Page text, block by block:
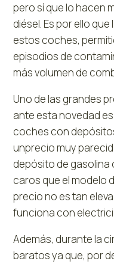
pero sí que lo hacen
diésel. Es por ello
estos coches,
episodios de
más volumen de
Uno de las grandes
ante esta novedad
coches con
unprecio muy
depósito de gasolina
caros que el modelo
precio no es tan
funciona con
Además, durante la
baratos ya que, por